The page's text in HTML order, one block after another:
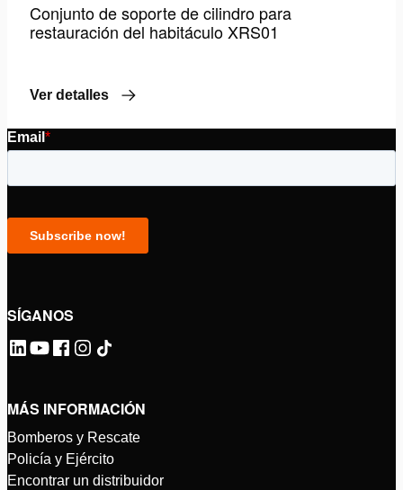
Conjunto de soporte de cilindro para
restauración del habitáculo XRS01
Ver detalles
SÍGANOS
MÁS INFORMACIÓN
Bomberos y Rescate
Policía y Ejército
Encontrar un distribuidor